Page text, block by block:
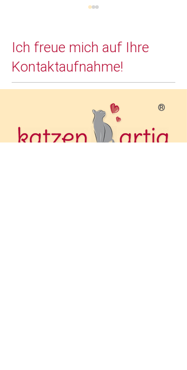
Neuer "Podkatz" zum
Thema vermisste Katze
und Heimwegschleppe
online...
Ich freue mich auf Ihre
Kontaktaufnahme!
®